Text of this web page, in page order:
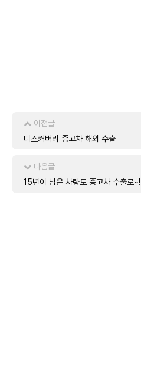
이전글
디스커버리 중고차 해외 수출
다음글
15년이 넘은 차량도 중고차 수출로~!